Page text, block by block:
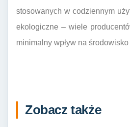
stosowanych w codziennym
ekologiczne – wiele
minimalny wpływ na
Zobacz także